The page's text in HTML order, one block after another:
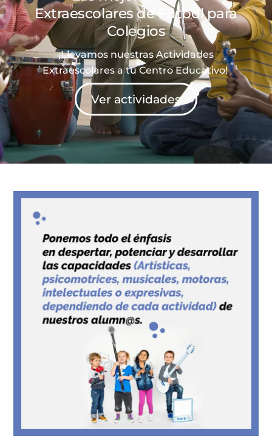
Extraescolares deFútbolpara
Colegios
¡Llevamos nuestras Actividades
Extraescolares a tu Centro Educativo!
Ver actividades